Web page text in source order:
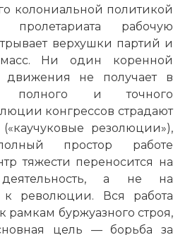
колониальной политикой
пролетариата рабочую
верхушки партий и
Ни один коренной
движения не получает в
полного и точного
конгрессов страдают
резолюции»),
простор работе
тяжести переносится на
деятельность, а не на
к революции. Вся работа
рамкам буржуазного строя,
цель — борьба за